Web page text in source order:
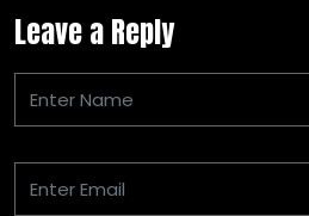
Leave a Reply